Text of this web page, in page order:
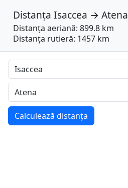
Distanța Isaccea → Atena
Distanța aeriană: 899.8 km
Distanța rutieră: 1457 km
Calculează distanța